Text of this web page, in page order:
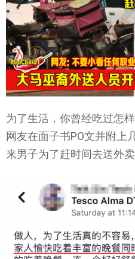
为了生活，你曾经吃过怎
网友在面子书PO文并附上
来男子为了赶时间去送外